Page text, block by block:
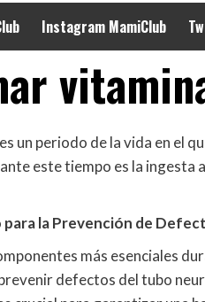
Instagram MamiClub
un periodo de la vida en el
este tiempo es la ingesta
la Prevención de
más esenciales
defectos del tubo